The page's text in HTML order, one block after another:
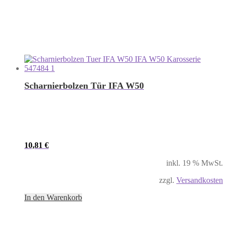
Scharnierbolzen Tür IFA W50
10,81 €
inkl. 19 % MwSt.
zzgl. Versandkosten
In den Warenkorb